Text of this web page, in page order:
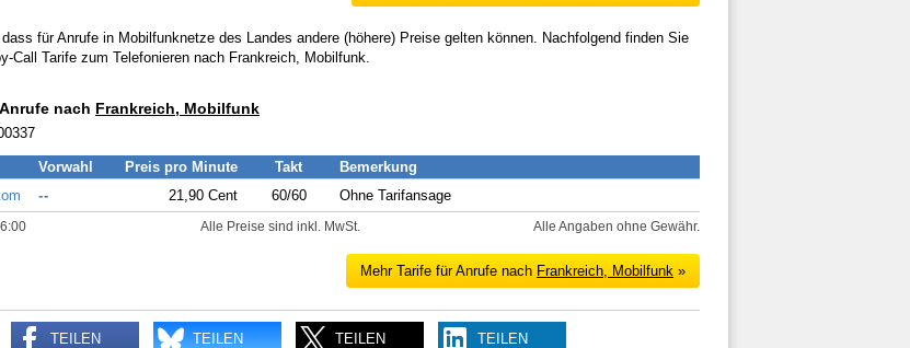
für Anrufe in Mobilfunknetze des Landes andere (höhere) Preise gelten können. Nachfolgend finden Sie
Call Tarife zum Telefonieren nach Frankreich, Mobilfunk.
nach Frankreich, Mobilfunk
Vorwahl Preis pro Minute Takt
Bemerkung
-- 21,90 Cent 60/60 Ohne Tarifansage
Alle Angaben ohne Gewähr.
Alle Preise sind inkl. MwSt.
Mehr Tarife für Anrufe nach Frankreich, Mobilfunk »
TEILEN TEILEN TEILEN TEILEN